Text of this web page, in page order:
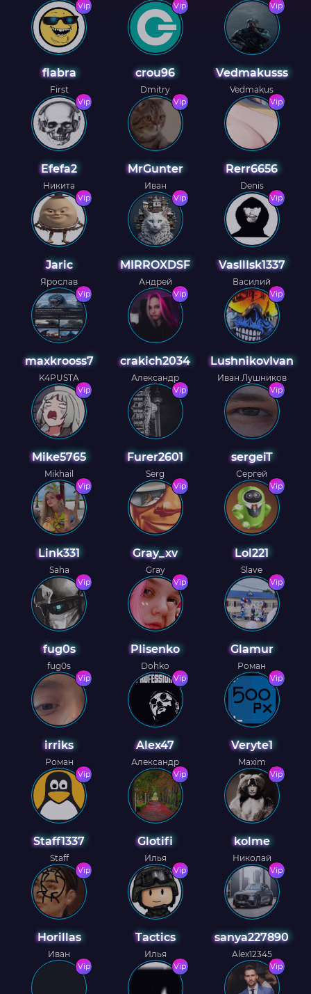
Vip
flabra
First
Vip
crou96
Dmitry
Vip
Vedmakusss
Vedmakus
Vip
Efefa2
Никита
Vip
MrGunter
Иван
Vip
Rerr6656
Denis
Vip
Jaric
Ярослав
Vip
MIRROXDSF
Андрей
Vip
VasIlIsk1337
Василий
Vip
maxkrooss7
K4PUSTA
Vip
crakich2034
Александр
Vip
LushnikovIvan
Иван Лушников
Vip
Mike5765
Mikhail
Vip
Furer2601
Serg
Vip
sergeiT
Сергей
Vip
Link331
Saha
Vip
Gray_xv
Gray
Vip
Lol221
Slave
Vip
fug0s
fug0s
Vip
Plisenko
Dohko
Vip
Glamur
Роман
Vip
irriks
Роман
Vip
Alex47
Александр
Vip
Veryte1
Maxim
Vip
Staff1337
Staff
Vip
Glotifi
Илья
Vip
kolme
Николай
Vip
Horillas
Иван
Vip
Tactics
Илья
Vip
sanya227890
Alex12345
Vip Vip Vip